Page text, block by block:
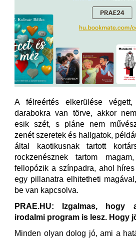
A félreértés elkerülése
darabokra van törve, akkor
esik szét, s pláne nem
zenét szeretek és hallgatok,
által kaotikusnak tartott
rockzenésznek tartom
fellopózik a színpadra, ahol
egy pillanatra elhitetheti
be van kapcsolva.
PRAE.HU: Izgalmas, hogy
irodalmi program is lesz. Hogy
Minden olyan dolog jó, ami a